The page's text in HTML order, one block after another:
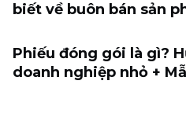
biết về buôn bán sản
Phiếu đóng gói là gì?
doanh nghiệp nhỏ +